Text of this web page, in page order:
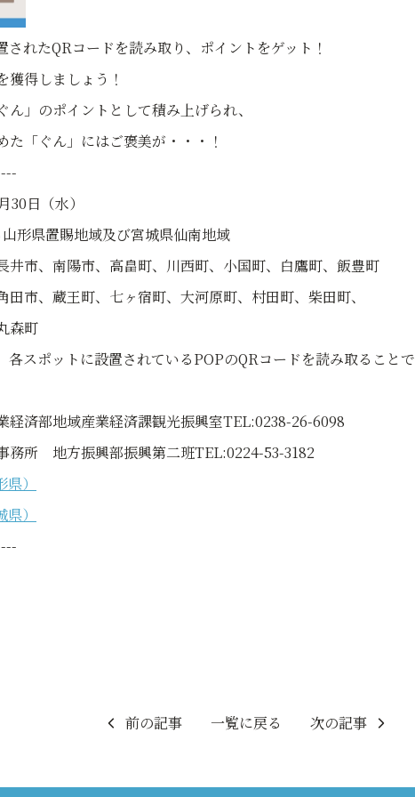
れたQRコードを読み取り、ポイントをゲット！
得しましょう！
」のポイントとして積み上げられ、
「ぐん」にはご褒美が・・・！
30日（水）
形県置賜地域及び宮城県仙南地域
陽市、高畠町、川西町、小国町、白鷹町、飯豊町
王町、七ヶ宿町、大河原町、村田町、柴田町、
各スポットに設置されているPOPのQRコードを読み取ることで
経済部地域産業経済課観光振興室TEL:0238-26-6098
方振興部振興第二班TEL:0224-53-3182
）
）
前の記事 一覧に戻る 次の記事